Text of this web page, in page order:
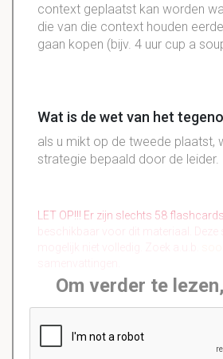
context geplaatst kan worden
die van die context houden
gaan kopen (bijv. 4 uur cup a
Wat is de wet van het
als u mikt op de tweede plaatst,
strategie bepaald door de leider.
LET OP!!! Er zijn slechts 58
beschikbaar voor dit materiaal. Deze
Om verder te